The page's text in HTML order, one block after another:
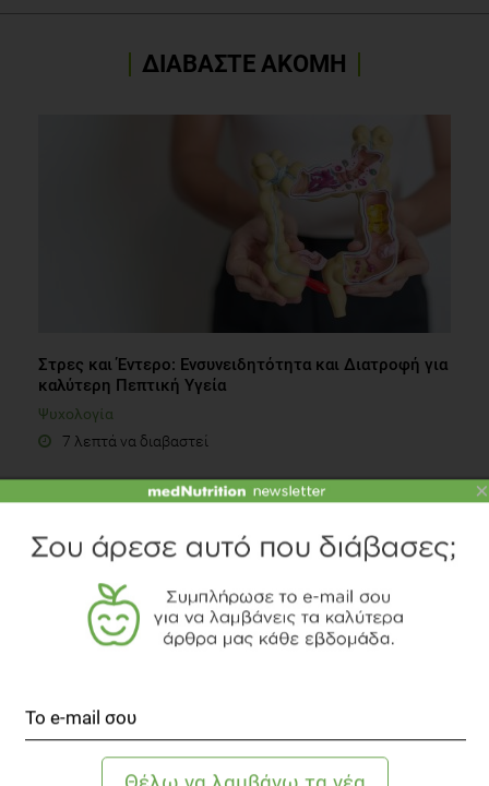
ΔΙΑΒΑΣΤΕ ΑΚΟΜΗ
Στρες και Έντερο: Ενσυνειδητότητα και Διατροφή για
καλύτερη Πεπτική Υγεία
Ψυχολογία
7 λεπτά να διαβαστεί
Η θέση των Δημητριακών Ολικής Άλεσης σε μία
Χορτοφαγική Διατροφή
×